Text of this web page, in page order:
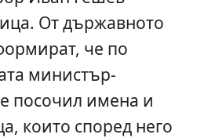
От държавното
че по
министър-
посочил имена и
които според него